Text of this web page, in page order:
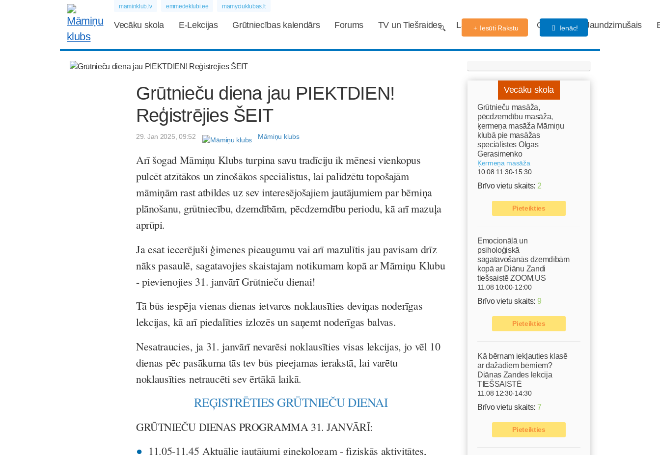
maminklub.lv emmedeklubi.ee mamyciuklubas.lt
Vecāku skola E-Lekcijas Grūtniecības kalendārs Forums TV un Tiešraides Labdarības fonds Gaidības Jaundzimušais
Iesūti Rakstu Ienāc!
Grūtnieču diena jau PIEKTDIEN!
Reģistrējies ŠEIT
29. Jan 2025, 09:52 Māmiņu klubs
Arī šogad Māmiņu Klubs turpina savu tradīciju ik mēnesi vienkopus
pulcēt atzītākos un zinošākos speciālistus, lai palīdzētu topošajām
māmiņām rast atbildes uz sev interesējošajiem jautājumiem par bērniņa
plānošanu, grūtniecību, dzemdībām, pēcdzemdību periodu, kā arī mazuļa
aprūpi.
Ja esat iecerējuši ģimenes pieaugumu vai arī mazulītis jau pavisam drīz
nāks pasaulē, sagatavojies skaistajam notikumam kopā ar Māmiņu Klubu
- pievienojies 31. janvārī Grūtnieču dienai!
Tā būs iespēja vienas dienas ietvaros noklausīties deviņas noderīgas
lekcijas, kā arī piedalīties izlozēs un saņemt noderīgas balvas.
Nesatraucies, ja 31. janvārī nevarēsi noklausīties visas lekcijas, jo vēl 10
dienas pēc pasākuma tās tev būs pieejamas ierakstā, lai varētu
noklausīties netraucēti sev ērtākā laikā.
REĢISTRĒTIES GRŪTNIEČU DIENAI
GRŪTNIEČU DIENAS PROGRAMMA 31. JANVĀRĪ:
11.05-11.45 Aktuālie jautājumi ginekologam - fiziskās aktivitātes,
Vecāku skola
Grūtnieču masāža,
pēcdzemdību masāža,
ķermeņa masāža Māmiņu
klubā pie masāžas
speciālistes Olgas
Gerasimenko
Ķermeņa masāža
10.08 11:30-15:30
Brīvo vietu skaits: 2
Pieteikties
Emocionālā un
psiholoģiskā
sagatavošanās dzemdībām
kopā ar Diānu Zandi
tiešsaistē ZOOM.US
11.08 10:00-12:00
Brīvo vietu skaits: 9
Pieteikties
Kā bērnam iekļauties klasē
ar dažādiem bērniem?
Diānas Zandes lekcija
TIEŠSAISTĒ
11.08 12:30-14:30
Brīvo vietu skaits: 7
Pieteikties